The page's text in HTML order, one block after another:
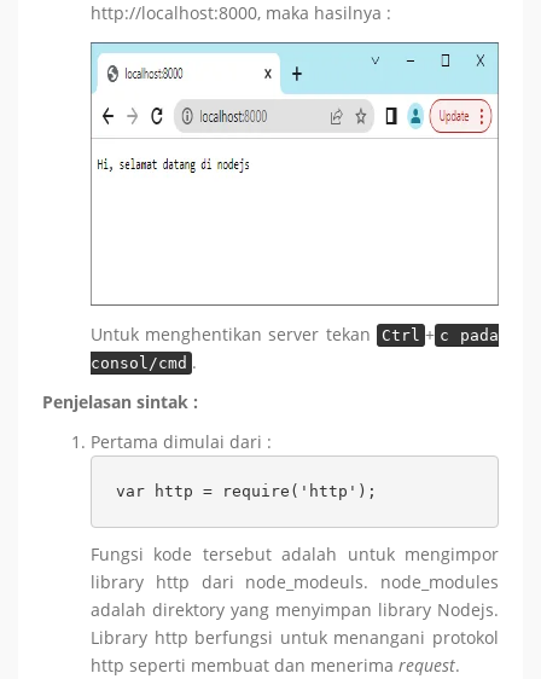
http://localhost:8000, maka hasilnya :
Untuk menghentikan server tekan Ctrl + c pada
consol/cmd .
Penjelasan sintak :
Pertama dimulai dari :
var http = require('http');
Fungsi kode tersebut adalah untuk mengimpor
library http dari node_modeuls. node_modules
adalah direktory yang menyimpan library Nodejs.
Library http berfungsi untuk menangani protokol
http seperti membuat dan menerima request.